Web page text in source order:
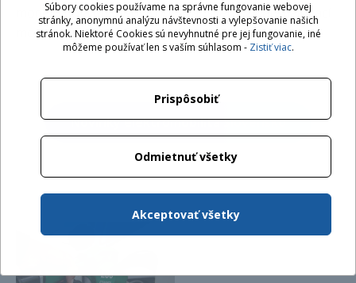
modelu bola myšlienka dokázať svetu, že aj spaľovací
motor môže byť CO2 neutrálny.
Novinky elektromobilita Slovensko
Súbory cookies používame na správne fungovanie webovej
stránky, anonymnú analýzu návštevnosti a vylepšovanie našich
stránok. Niektoré Cookies sú nevyhnutné pre jej fungovanie, iné
môžeme používať len s vaším súhlasom - Zistiť viac.
Prispôsobiť
Odmietnuť všetky
Akceptovať všetky